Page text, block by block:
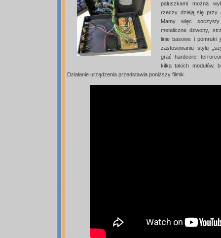
paluszkami można
rzeczy dzieją się przy
Mamy więc
metaliczne dzwony,
linie basowe i pomruki
zastosowaniu stylu
grać hardcore,
kilka takich modułów,
Działanie urządzenia przedstawia poniższy filmik.